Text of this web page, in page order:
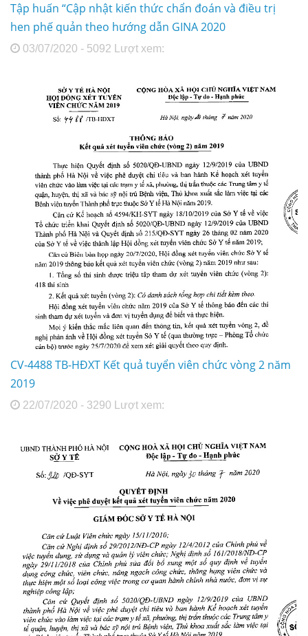
Tập huấn “Cập nhật kiến thức chẩn đoán và điều trị
hen phế quản theo hướng dẫn GINA 2020
03/07/2020 - 5092 Lượt xem:
CV-4488 TB-HĐXT Kết quả tuyển viên chức vòng 2 năm
2019
22/07/2020 - 3290 Lượt xem: